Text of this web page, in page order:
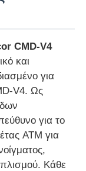
CMD-V4
και
για
V4. Ως
για το
ATM για
Κάθε